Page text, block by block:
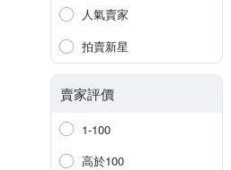
人氣賣家
拍賣新星
賣家評價
1-100
高於100